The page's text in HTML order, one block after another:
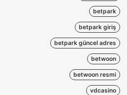
betpark
betpark giriş
betpark güncel adres
betwoon
betwoon resmi
vdcasino